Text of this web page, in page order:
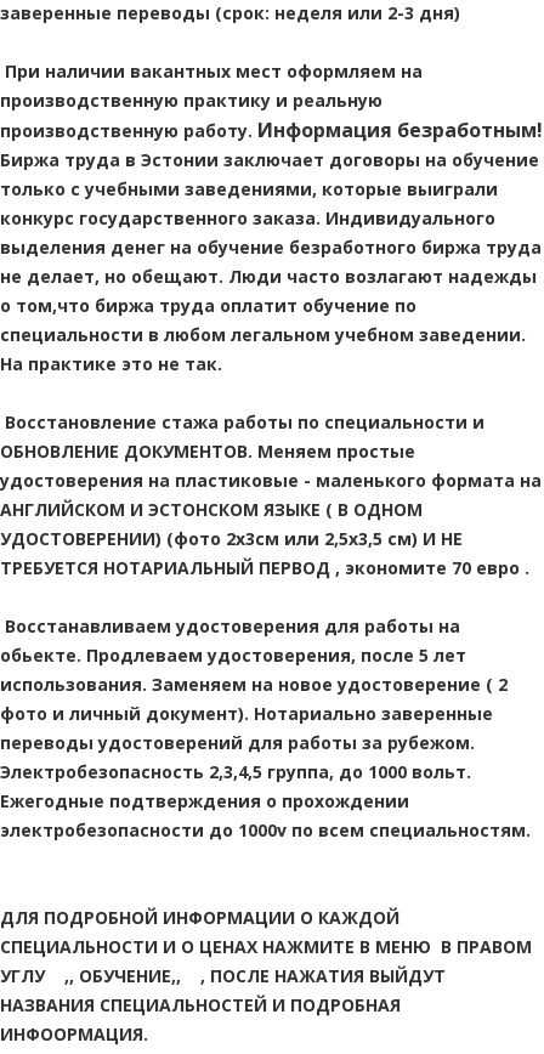
заверенные переводы (срок: неделя или 2-3 дня)
При наличии вакантных мест оформляем на
производственную практику и реальную
производственную работу. Информация безработным!
Биржа труда в Эстонии заключает договоры на обучение
только с учебными заведениями, которые выиграли
конкурс государственного заказа. Индивидуального
выделения денег на обучение безработного биржа труда
не делает, но обещают. Люди часто возлагают надежды
о том,что биржа труда оплатит обучение по
специальности в любом легальном учебном заведении.
На практике это не так.
Восстановление стажа работы по специальности и
ОБНОВЛЕНИЕ ДОКУМЕНТОВ. Меняем простые
удостоверения на пластиковые - маленького формата на
АНГЛИЙСКОМ И ЭСТОНСКОМ ЯЗЫКЕ ( В ОДНОМ
УДОСТОВЕРЕНИИ) (фото 2х3см или 2,5х3,5 см) И НЕ
ТРЕБУЕТСЯ НОТАРИАЛЬНЫЙ ПЕРВОД , экономите 70 евро .
Восстанавливаем удостоверения для работы на
обьекте. Продлеваем удостоверения, после 5 лет
использования. Заменяем на новое удостоверение ( 2
фото и личный документ). Нотариально заверенные
переводы удостоверений для работы за рубежом.
Электробезопасность 2,3,4,5 группа, до 1000 вольт.
Ежегодные подтверждения о прохождении
электробезопасности до 1000v по всем специальностям.
ДЛЯ ПОДРОБНОЙ ИНФОРМАЦИИ О КАЖДОЙ
СПЕЦИАЛЬНОСТИ И О ЦЕНАХ НАЖМИТЕ В МЕНЮ В ПРАВОМ
УГЛУ ,, ОБУЧЕНИЕ,, , ПОСЛЕ НАЖАТИЯ ВЫЙДУТ
НАЗВАНИЯ СПЕЦИАЛЬНОСТЕЙ И ПОДРОБНАЯ
ИНФООРМАЦИЯ.